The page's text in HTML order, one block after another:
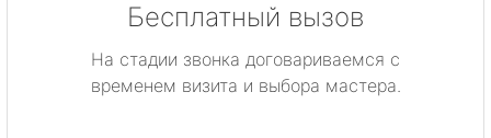
Бесплатный вызов
На стадии звонка договариваемся с
временем визита и выбора мастера.